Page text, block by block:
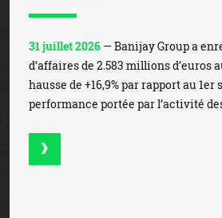
31 juillet 2026 — Banijay Group a
d’affaires de 2.583 millions d’euros
hausse de +16,9% par rapport au 1er
performance portée par l’activité